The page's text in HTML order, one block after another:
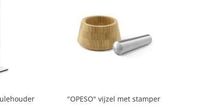
"OPESO" vijzel met stamper